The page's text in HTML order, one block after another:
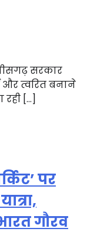
सरकार
और त्वरित बनाने
[…]
पर
गौरव